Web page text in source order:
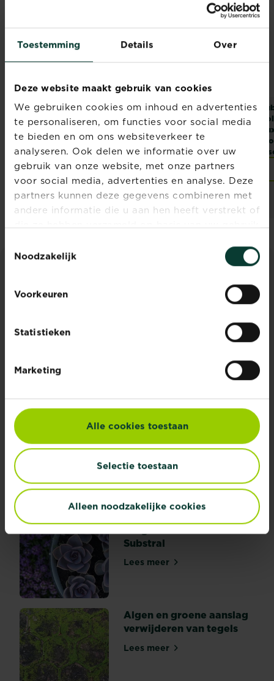
Toestemming Details Over
Deze website maakt gebruik van cookies
We gebruiken cookies om inhoud en advertenties
te personaliseren, om functies voor social media
te bieden en om ons websiteverkeer te
analyseren. Ook delen we informatie over uw
gebruik van onze website, met onze partners
voor social media, advertenties en analyse. Deze
partners kunnen deze gegevens combineren met
andere informatie die u aan hen heeft verstrekt of
die ze hebben verzameld op basis van uw gebruik
Noodzakelijk
Voorkeuren
Statistieken
Marketing
Alle cookies toestaan
Selectie toestaan
Alleen noodzakelijke cookies
Substral Naturen
Polysect Spray
insecticide
Verkooppunten
Substral Naturen
Polysect biologisch
Verkooppunten
Geen tijd, wel een
droomgazon?
Geen tijd, wel een droomgazon?
Potgrond voor bloemen -
Substral
Lees meerPotgrond voor bloemen -
Algen en groene aanslag
verwijderen van tegels
Lees meerAlgen en groene aanslag